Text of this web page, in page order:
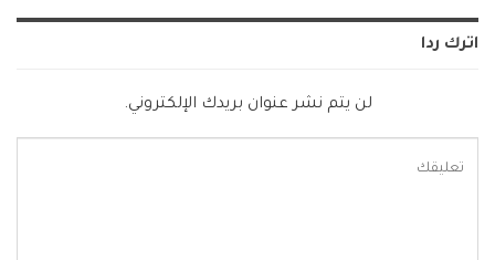
اترك ردا
لن يتم نشر عنوان بريدك الإلكتروني.